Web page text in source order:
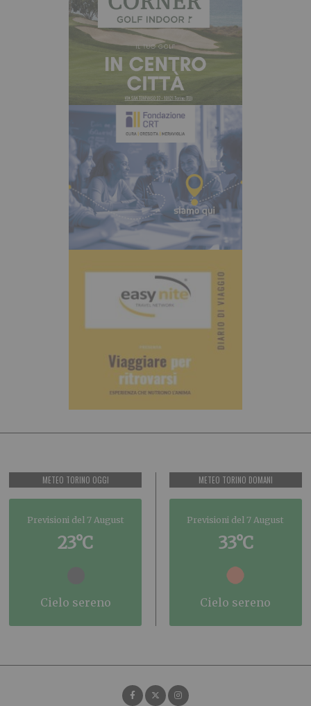
METEO TORINO OGGI
Previsioni del 7 August
23°C
cielo sereno
METEO TORINO DOMANI
Previsioni del 7 August
33°C
cielo sereno